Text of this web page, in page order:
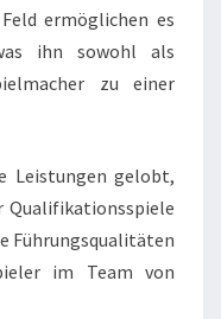
ermöglichen es
ihn sowohl als
zu einer
Leistungen gelobt,
Qualifikationsspiele
Führungsqualitäten
im Team von